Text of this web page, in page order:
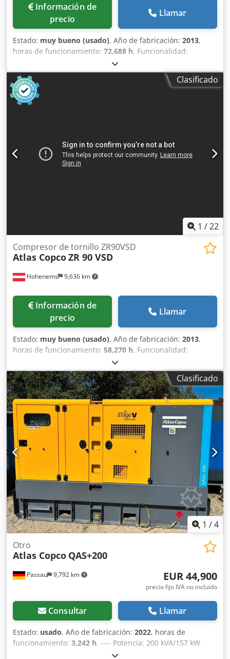
Información de
precio
Llamar
Estado: muy bueno (usado), Año de fabricación: 2013,
horas de funcionamiento: 72,688 h, Funcionalidad:
, Compresor de tornillo Atlas Copco
GA45VSDFF Inversor y secador integrados. 45 kW
Crodpfxoznlx Se Abyjf 12,75 bar 8,67 m³/min Año de
fabricación: 2013 Horas de funcionamiento: 72.688 h
Clasificado
1 /22
Hohenems 9,636 km
Compresor de tornillo ZR90VSD
Atlas CopcoZR 90 VSD
Información de
precio
Llamar
Estado: muy bueno (usado), Año de fabricación: 2013,
horas de funcionamiento: 58,270 h, Funcionalidad:
, Compresor de tornillo sin aceite
Atlas Copco ZR90VSD Crjdpfezmwc Hsx Abyef Convertidor
integrado 90 kW 9 bares 15,50 m³/min Año de fabricación:
2013 Horas de funcionamiento: 58.270
Clasificado
1 /4
Passau 9,792 km
Otro
Atlas Copco QAS+200
EUR 44,900
precio fijo IVA no incluído
Consultar Llamar
Estado: usado, Año de fabricación: 2022, horas de
funcionamiento: 3,242 h, ---- Potencia: 200 kVA/157 kW
Depósito de combustible: 585 litros Codpezrkuaefx Abyorf